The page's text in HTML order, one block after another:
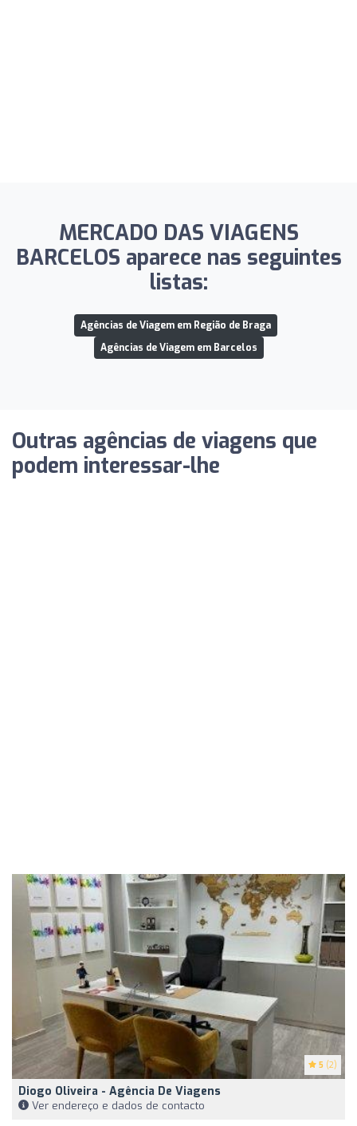
MERCADO DAS VIAGENS
BARCELOS aparece nas seguintes
listas:
Agências de Viagem em Região de Braga
Agências de Viagem em Barcelos
Outras agências de viagens que
podem interessar-lhe
5 (2)
Diogo Oliveira - Agência De Viagens
Ver endereço e dados de contacto